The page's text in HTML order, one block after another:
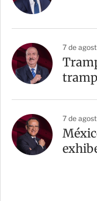
7 de
7 de